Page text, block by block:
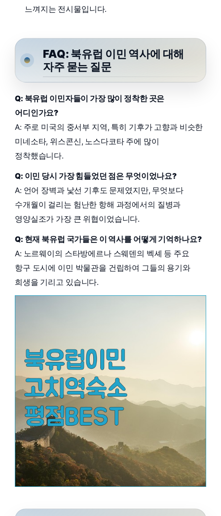
느껴지는 전시물입니다.
FAQ: 북유럽 이민 역사에 대해
자주 묻는 질문
Q: 북유럽 이민자들이 가장 많이 정착한 곳은
어디인가요?
A: 주로 미국의 중서부 지역, 특히 기후가 고향과 비슷한
미네소타, 위스콘신, 노스다코타 주에 많이
정착했습니다.
Q: 이민 당시 가장 힘들었던 점은 무엇이었나요?
A: 언어 장벽과 낯선 기후도 문제였지만, 무엇보다
수개월이 걸리는 험난한 항해 과정에서의 질병과
영양실조가 가장 큰 위협이었습니다.
Q: 현재 북유럽 국가들은 이 역사를 어떻게 기억하나요?
A: 노르웨이의 스타방에르나 스웨덴의 벡셰 등 주요
항구 도시에 이민 박물관을 건립하여 그들의 용기와
희생을 기리고 있습니다.